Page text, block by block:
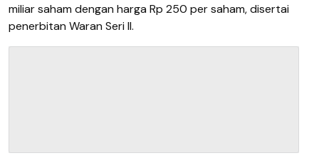
miliar saham dengan harga Rp 250 per saham, disertai
penerbitan Waran Seri II.